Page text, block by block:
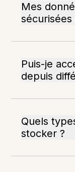
Mes
Puis-je
depuis
Quels
stocker ?